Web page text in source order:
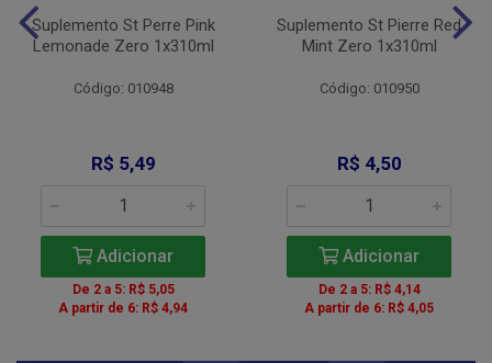
Suplemento St Perre Pink
Lemonade Zero 1x310ml
Código: 010948
R$ 5,49
Adicionar
De 2 a 5: R$ 5,05
A partir de 6: R$ 4,94
Suplemento St Pierre Red
Mint Zero 1x310ml
Código: 010950
R$ 4,50
Adicionar
De 2 a 5: R$ 4,14
A partir de 6: R$ 4,05